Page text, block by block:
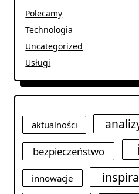
Polecamy
Technologia
Uncategorized
Usługi
aktualności
bezpieczeństwo
innowacje